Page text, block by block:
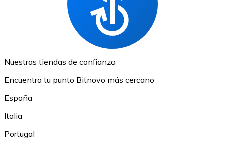
Nuestras tiendas de confianza
Encuentra tu punto Bitnovo más cercano
España
Italia
Portugal